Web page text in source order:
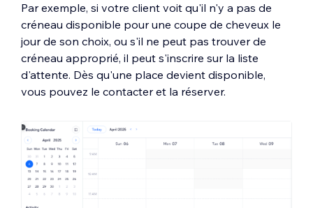
Par exemple, si votre client voit qu'il n'y a pas de
créneau disponible pour une coupe de cheveux le
jour de son choix, ou s'il ne peut pas trouver de
créneau approprié, il peut s'inscrire sur la liste
d'attente. Dès qu'une place devient disponible,
vous pouvez le contacter et la réserver.